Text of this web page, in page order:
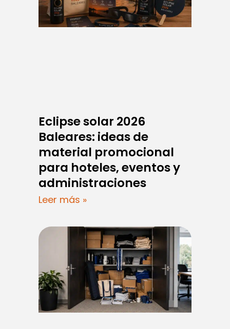
Eclipse solar 2026
Baleares: ideas de
material promocional
para hoteles, eventos y
administraciones
Leer más »